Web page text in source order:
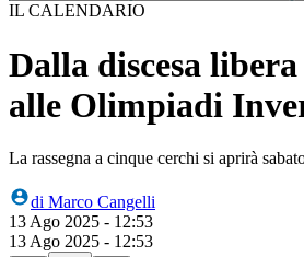
IL CALENDARIO
Dalla discesa
alle Olimpiadi
La rassegna a cinque cerchi si aprirà
di Marco Cangelli
13 Ago 2025 - 12:53
13 Ago 2025 - 12:53